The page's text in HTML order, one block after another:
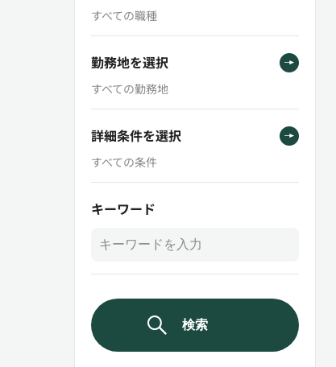
すべての職種
勤務地を選択
すべての勤務地
詳細条件を選択
すべての条件
キーワード
検索